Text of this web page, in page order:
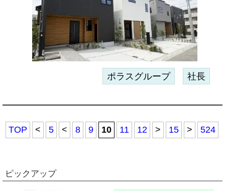
ポラスグループ 社長
TOP < 5 < 8 9 10 11 12 > 15 > 524
ピックアップ